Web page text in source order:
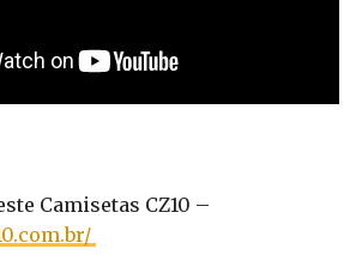
Camisetas CZ10 –